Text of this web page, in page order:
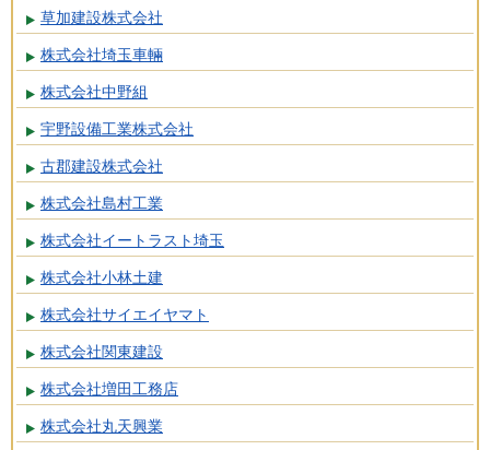
草加建設株式会社
株式会社埼玉車輛
株式会社中野組
宇野設備工業株式会社
古郡建設株式会社
株式会社島村工業
株式会社イートラスト埼玉
株式会社小林土建
株式会社サイエイヤマト
株式会社関東建設
株式会社増田工務店
株式会社丸天興業